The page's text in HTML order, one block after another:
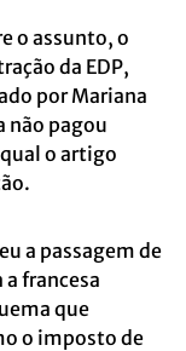
o assunto, o
da EDP,
por Mariana
não pagou
o artigo
a passagem de
a francesa
que
o imposto de